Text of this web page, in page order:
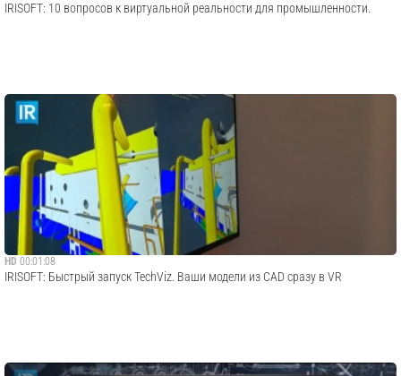
IRISOFT: 10 вопросов к виртуальной реальности для промышленности.
HD 00:01:08
IRISOFT: Быстрый запуск TechViz. Ваши модели из CAD сразу в VR